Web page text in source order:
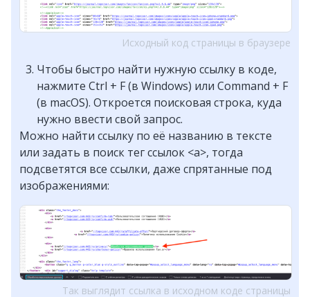
Исходный код страницы в браузере
Чтобы быстро найти нужную ссылку в коде,
нажмите Ctrl + F (в Windows) или Command + F
(в macOS). Откроется поисковая строка, куда
нужно ввести свой запрос.
Можно найти ссылку по её названию в тексте
или задать в поиск тег ссылок <a>, тогда
подсветятся все ссылки, даже спрятанные под
изображениями:
Так выглядит ссылка в исходном коде страницы